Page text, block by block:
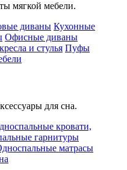
мягкой мебели.
диваны Кухонные
Офисные диваны
и стулья Пуфы
для сна.
кровати,
гарнитуры
матрасы